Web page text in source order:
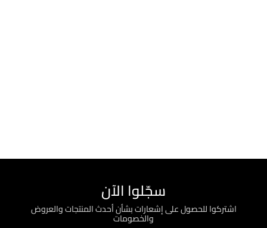
سجّلوا الآن
اشتركوا للحصول على إشعارات بشأن أحدث المنتجات والعروض
والخصومات